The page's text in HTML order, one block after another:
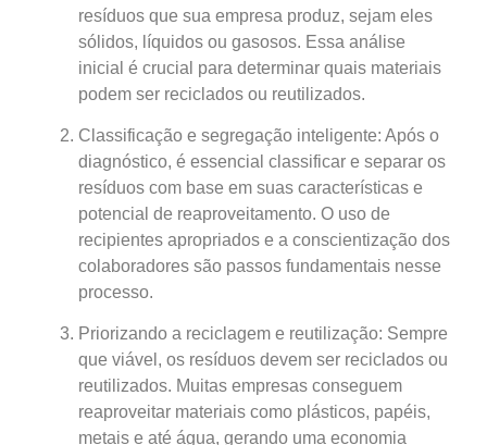
resíduos que sua empresa produz, sejam eles
sólidos, líquidos ou gasosos. Essa análise
inicial é crucial para determinar quais materiais
podem ser reciclados ou reutilizados.
Classificação e segregação inteligente: Após o
diagnóstico, é essencial classificar e separar os
resíduos com base em suas características e
potencial de reaproveitamento. O uso de
recipientes apropriados e a conscientização dos
colaboradores são passos fundamentais nesse
processo.
Priorizando a reciclagem e reutilização: Sempre
que viável, os resíduos devem ser reciclados ou
reutilizados. Muitas empresas conseguem
reaproveitar materiais como plásticos, papéis,
metais e até água, gerando uma economia